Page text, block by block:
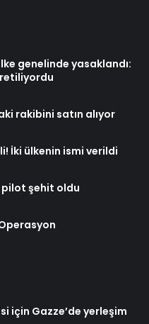
genelinde yasaklandı:
rakibini satın alıyor
İki ülkenin ismi verildi
pilot şehit oldu
için Gazze’de yerleşim